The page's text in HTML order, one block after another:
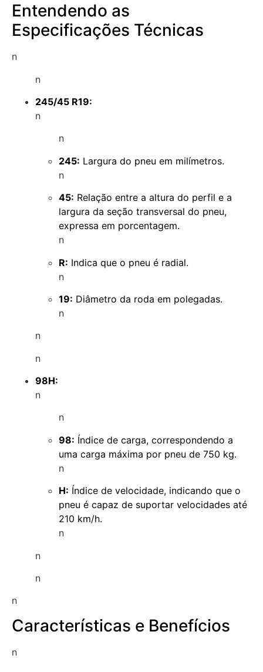
Entendendo as
Especificações Técnicas
n
n
245/45 R19:
n
n
245: Largura do pneu em milímetros.
n
45: Relação entre a altura do perfil e a
largura da seção transversal do pneu,
expressa em porcentagem.
n
R: Indica que o pneu é radial.
n
19: Diâmetro da roda em polegadas.
n
n
n
98H:
n
n
98: Índice de carga, correspondendo a
uma carga máxima por pneu de 750 kg.
n
H: Índice de velocidade, indicando que o
pneu é capaz de suportar velocidades até
210 km/h.
n
n
n
n
Características e Benefícios
n